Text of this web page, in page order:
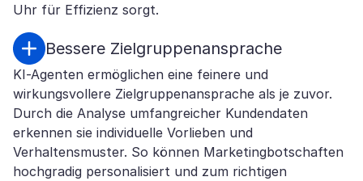
Uhr für Effizienz sorgt.
Bessere Zielgruppenansprache
KI-Agenten ermöglichen eine feinere und
wirkungsvollere Zielgruppenansprache als je zuvor.
Durch die Analyse umfangreicher Kundendaten
erkennen sie individuelle Vorlieben und
Verhaltensmuster. So können Marketingbotschaften
hochgradig personalisiert und zum richtigen